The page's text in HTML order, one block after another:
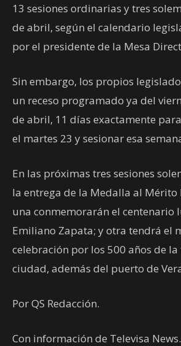
13 sesiones ordinarias y tres
de abril, según el calendario
por el presidente de la Mesa
Sin embargo, los propios
un receso programado ya del
de abril, 11 días exactamente
el martes 23 y sesionar esa
En las próximas tres sesiones
la entrega de la Medalla al Mérito
una conmemorarán el centenario
Emiliano Zapata; y otra tendrá el
celebración por los 500 años de
ciudad, además del puerto de
Por QS Redacción.
Con información de Televisa News.